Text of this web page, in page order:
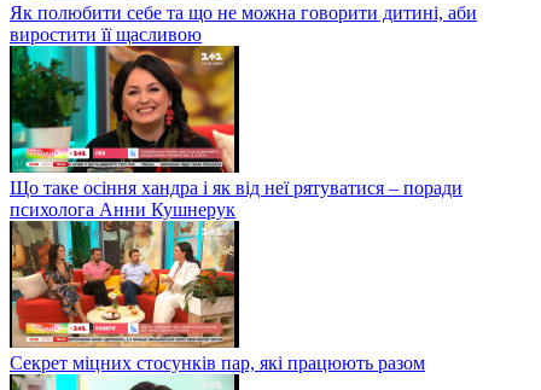
Як полюбити себе та що не можна говорити дитині, аби
виростити її щасливою
Що таке осіння хандра і як від неї рятуватися – поради
психолога Анни Кушнерук
Секрет міцних стосунків пар, які працюють разом